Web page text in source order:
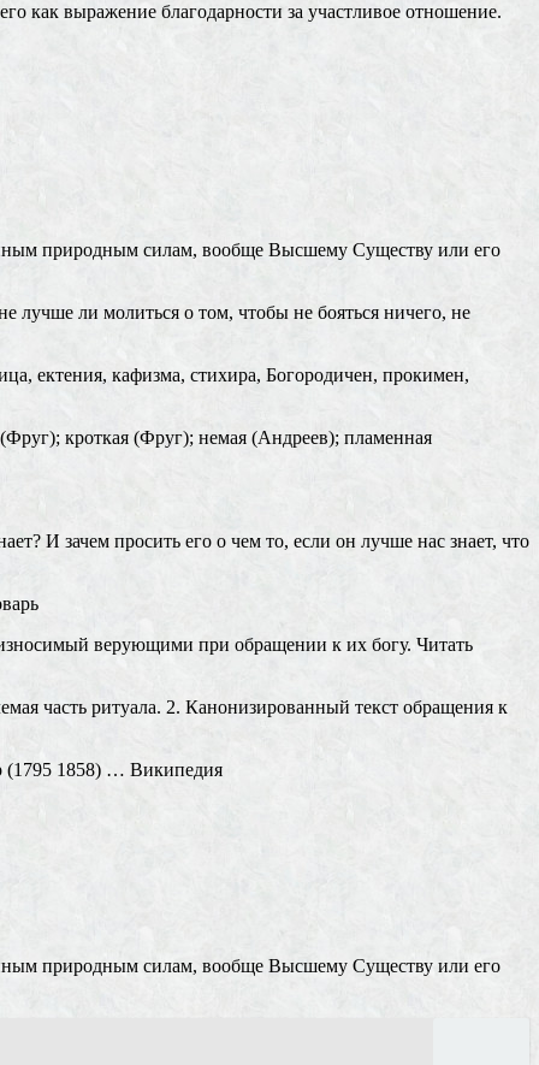
как выражение благодарности за участливое отношение.
природным силам, вообще Высшему Существу или его
ли молиться о том, чтобы не бояться ничего, не
ектения, кафизма, стихира, Богородичен, прокимен,
кроткая (Фруг); немая (Андреев); пламенная
И зачем просить его о чем то, если он лучше нас знает, что
верующими при обращении к их богу. Читать
часть ритуала. 2. Канонизированный текст обращения к
(1795 1858) … Википедия
природным силам, вообще Высшему Существу или его